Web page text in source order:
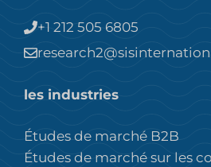
+1 212 505 6805
les industries
Études de marché B2B
Études de marché sur les